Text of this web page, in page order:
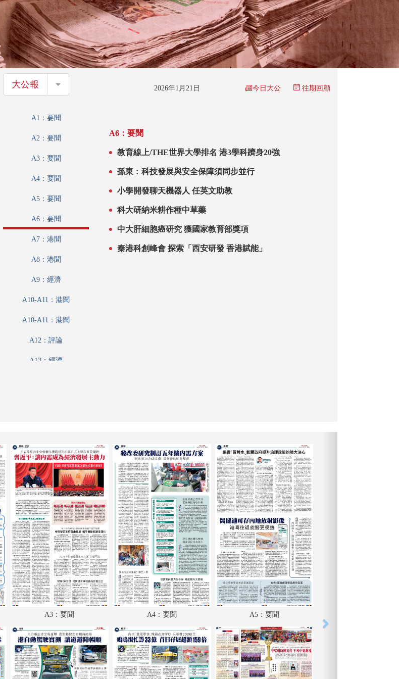
大公報 大公報 2026年1月21日 今日大公 往期回顧
A1：要聞
A2：要聞
A3：要聞
A4：要聞
A5：要聞
A6：要聞
A7：港聞
A8：港聞
A9：經濟
A10-A11：港聞
A10-A11：港聞
A12：評論
A13：經濟
A18：經濟
A19：體育
A20：副刊
A21：國際
A22：國際
B1：體育
B2：大公園
B3：小公園
A6：要聞
教育線上/THE世界大學排名 港3學科躋身20強
孫東﹕科技發展與安全保障須同步並行
小學開發聊天機器人 任英文助教
科大研納米耕作種中草藥
中大肝細胞癌研究 獲國家教育部獎項
秦港科創峰會 探索「西安研發 香港賦能」
A3：要聞 A4：要聞 A5：要聞